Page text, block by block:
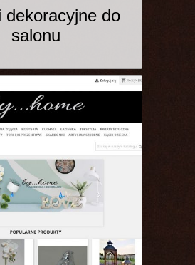
dekoracyjne do
salonu